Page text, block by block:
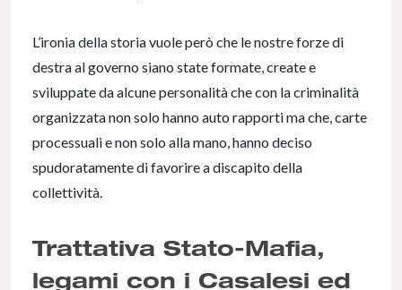
L’ironia della storia vuole però che le nostre forze di
destra al governo siano state formate, create e
sviluppate da alcune personalità che con la criminalità
organizzata non solo hanno auto rapporti ma che, carte
processuali e non solo alla mano, hanno deciso
spudoratamente di favorire a discapito della
collettività.
Trattativa Stato-Mafia,
legami con i Casalesi ed